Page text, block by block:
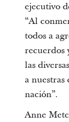
ejecutivo
“Al
todos a
recuerdos
las
a nuestras
nación”.
Anne